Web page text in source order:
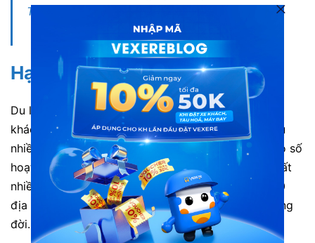
Thiên đường nghỉ dưỡng mùa hè ở miền Bắc
Hạ Long
Du lịch Hạ Long đặc biệt hấp dẫn không chỉ với du
khách Việt. Mà còn có cả du khách quốc tế. Sở hữu
nhiều di sản văn hoá thế giới, các vịnh biển cùng vô số
hoạt động du lịch phong phú. Vịnh Hạ Long được rất
nhiều tạp chí du lịch thế giới bình chọn là 1 trong 10
địa điểm tại châu Á nhất định phải đến một lần trong
đời.